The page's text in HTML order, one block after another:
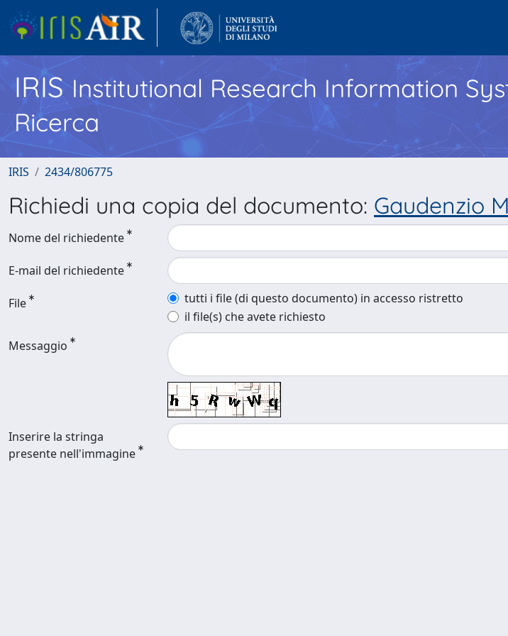
IRISInstitutional Research Information
Ricerca
IRIS 2434/806775
Richiedi una copia del documento: Gaudenzio
Nome del richiedente
E-mail del richiedente
File
tutti i file (di questo documento) in accesso ristretto
il file(s) che avete richiesto
Messaggio
Inserire la stringa
presente nell'immagine